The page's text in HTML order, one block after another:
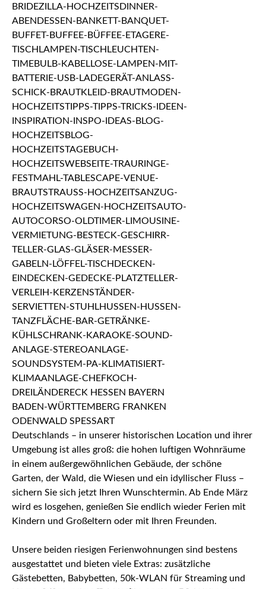
Deutschlands – in unserer historischen Location und ihrer
Umgebung ist alles groß: die hohen luftigen Wohnräume
in einem außergewöhnlichen Gebäude, der schöne
Garten, der Wald, die Wiesen und ein idyllischer Fluss –
sichern Sie sich jetzt Ihren Wunschtermin. Ab Ende März
wird es losgehen, genießen Sie endlich wieder Ferien mit
Kindern und Großeltern oder mit Ihren Freunden.
Unsere beiden riesigen Ferienwohnungen sind bestens
ausgestattet und bieten viele Extras: zusätzliche
Gästebetten, Babybetten, 50k-WLAN für Streaming und